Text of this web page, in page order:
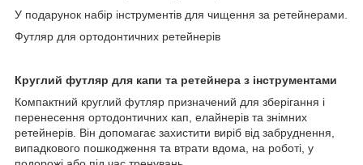
У подарунок набір інструментів для чищення за ретейнерами.
Футляр для ортодонтичних ретейнерів
Круглий футляр для капи та ретейнера з інструментами
Компактний круглий футляр призначений для зберігання і
перенесення ортодонтичних кап, елайнерів та знімних
ретейнерів. Він допомагає захистити виріб від забруднення,
випадкового пошкодження та втрати вдома, на роботі, у